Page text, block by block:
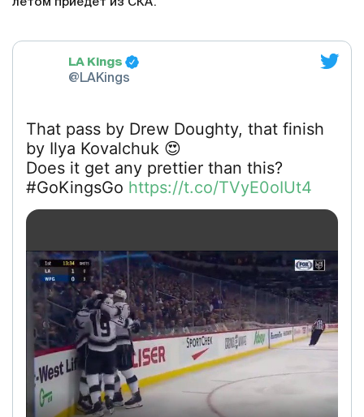
LA Kings
@LAKings
That pass by Drew Doughty, that finish
by Ilya Kovalchuk 😍
Does it get any prettier than this?
#GoKingsGo https://t.co/TVyE0oIUt4